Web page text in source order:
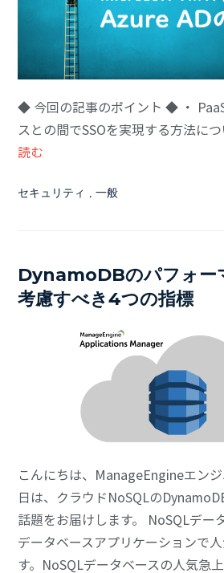
◆ 今回の記事のポイント ◆ ・
スとの間でSSOを実現する方法に
読む
セキュリティ , 一般
DynamoDBのパフォー
考慮すべき4つの指標
こんにちは、ManageEngineエン
日は、クラウドNoSQLの
話題をお届けします。 NoSQLデー
データベースアプリケーションで
す。NoSQLデータベースの人気急